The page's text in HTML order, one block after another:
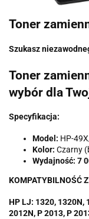
Toner
Szukasz
Toner
wybór dla
Specyfikacja:
Model: HP-
Kolor: Czarny
Wydajność: 7
KOMPATYBILNOŚĆ
HP LJ: 1320, 1320N,
2012N, P 2013, P